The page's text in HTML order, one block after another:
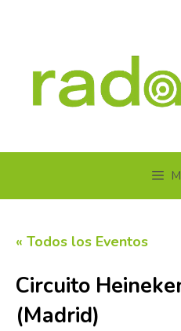
« Todos los Eventos
Circuito
(Madrid)